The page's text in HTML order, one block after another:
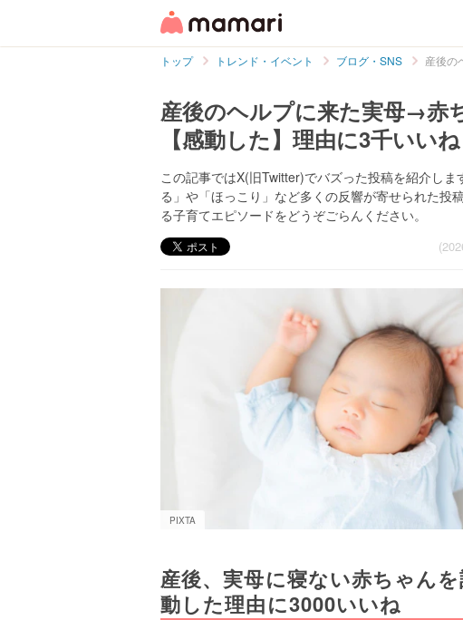
トップ トレンド・イベント ブログ・SNS 産後の
産後のヘルプに来た実母→赤
【感動した】理由に3千いいね
この記事ではX(旧Twitter)でバズった投稿を紹介し
る」や「ほっこり」など多くの反響が寄せられた投
る子育てエピソードをどうぞごらんください。
PIXTA
産後、実母に寝ない赤ちゃん
動した理由に3000いいね